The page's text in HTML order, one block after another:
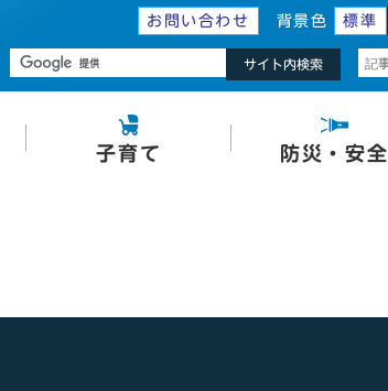
お問い合わせ 背景色 標準
サイト内検索
子育て 防災・安全